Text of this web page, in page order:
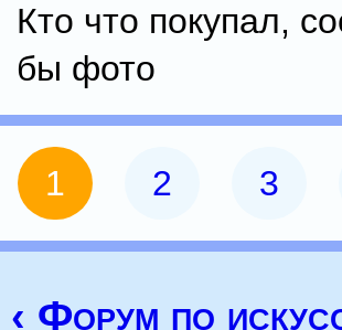
Кто что покупал,
бы фото
1 2 3
‹ Форум по